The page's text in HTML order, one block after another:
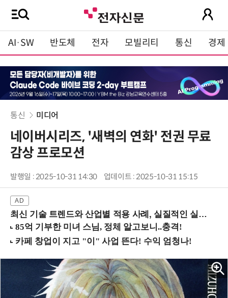
AI·SW 반도체 전자 모빌리티 통신 경제
통신 미디어
네이버시리즈, '새벽의 연화' 전권 무료
감상 프로모션
발행일 : 2025-10-31 14:30 업데이트 : 2025-10-31 15:15
최신 기술 트렌드와 산업별 적용 사례, 실질적인 실행 전략을 공유 (9/18 양재역)